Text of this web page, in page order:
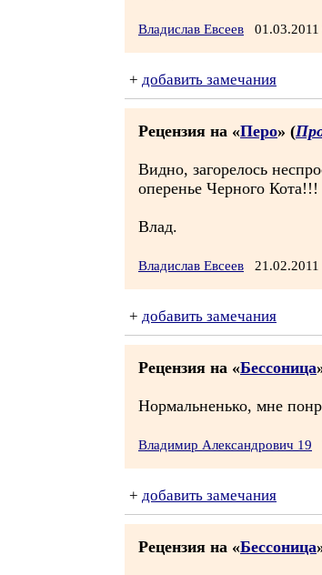
Владислав Евсеев
+ добавить замечания
Рецензия на «Перо» (
Видно, загорелось
оперенье Черного Кота!!!
Влад.
Владислав Евсеев
+ добавить замечания
Рецензия на «Бессоница
Нормальненько, мне
Владимир Александрович 19
+ добавить замечания
Рецензия на «Бессоница